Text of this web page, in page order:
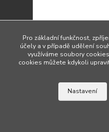
MAGNAFLOW TURBO
4 690 Kč /ks
3 876 Kčbez DPH
Pro základní funkčnost,
účely a v případě udělení
využíváme soubory
cookies můžete kdykoli
Nastavení